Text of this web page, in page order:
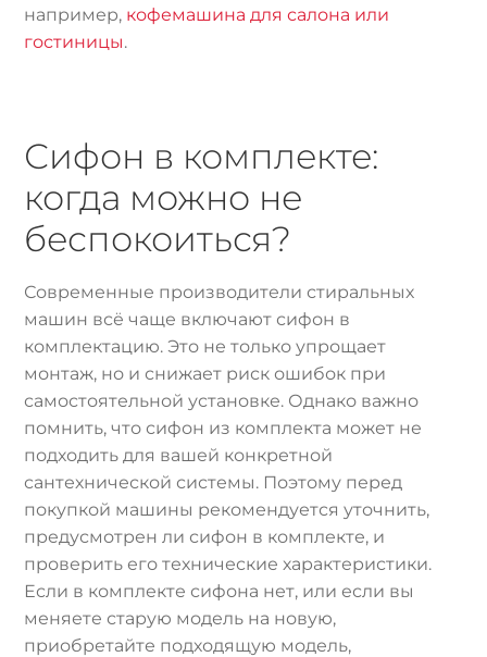
например, кофемашина для салона или
гостиницы.
Сифон в комплекте:
когда можно не
беспокоиться?
Современные производители стиральных
машин всё чаще включают сифон в
комплектацию. Это не только упрощает
монтаж, но и снижает риск ошибок при
самостоятельной установке. Однако важно
помнить, что сифон из комплекта может не
подходить для вашей конкретной
сантехнической системы. Поэтому перед
покупкой машины рекомендуется уточнить,
предусмотрен ли сифон в комплекте, и
проверить его технические характеристики.
Если в комплекте сифона нет, или если вы
меняете старую модель на новую,
приобретайте подходящую модель,